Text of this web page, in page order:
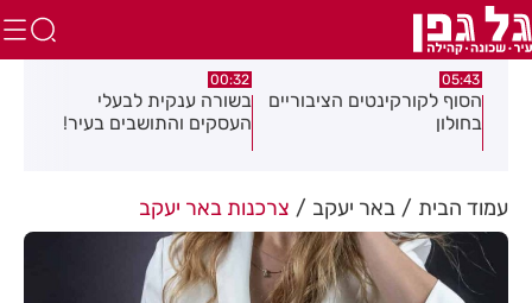
הציבוריים
בשורה ענקית לבעלי
העסקים והתושבים בעיר!
תושב בת ים נעצר
לאונס אלים של
עמוד הבית באר יעקב צרכנות באר יעקב